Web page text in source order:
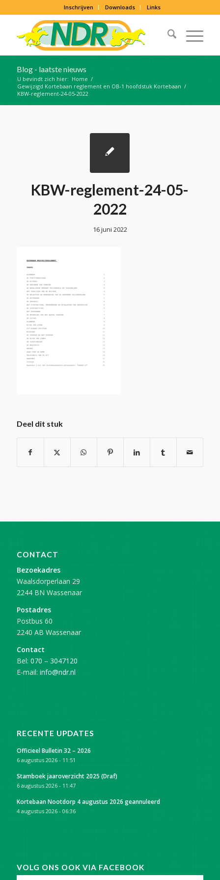
Inschrijven Downloads Links
Blog - laatste nieuws
U bevindt zich hier: Home /
Gewijzigd Kortebaan reglement en OB-1 hoofdstuk Kortebaan /
KBW-reglement-24-05-2022
KBW-reglement-24-05-
2022
16 juni 2022
Deel dit stuk
CONTACT
Bezoekadres
Waalsdorperlaan 29
2244 BN Wassenaar
Postadres
Postbus 60
2240 AB Wassenaar
Contact
Bel: 070 – 3047120
E-mail: info@ndr.nl
RECENTE UPDATES
Officieel Bulletin 32 – 2026
6 augustus 2026 - 11:51
Stamboek jaaroverzicht 2025 (Draf)
6 augustus 2026 - 11:47
Kortebaan Nootdorp 4 augustus 2026 geannuleerd
4 augustus 2026 - 06:36
VOLG ONS OOK VIA FACEBOOK